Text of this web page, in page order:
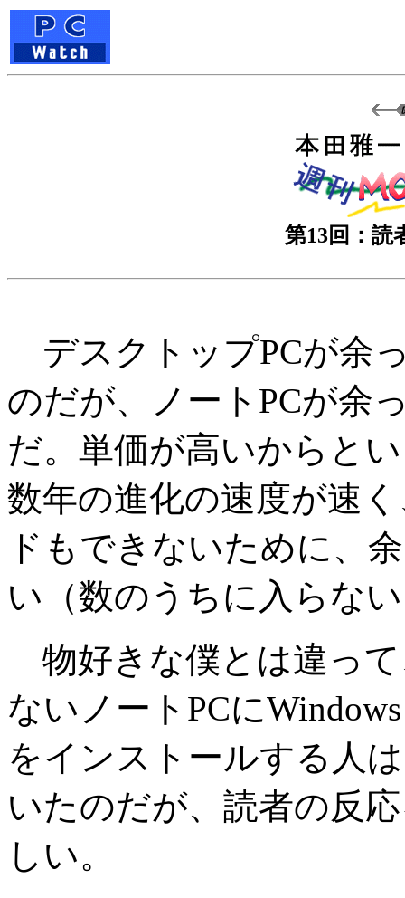
第13回：読
デスクトップPCが余
のだが、ノートPCが余
だ。単価が高いからと
数年の進化の速度が速
ドもできないために、
い（数のうちに入らな
物好きな僕とは違っ
ないノートPCに
をインストールする人
いたのだが、読者の反
しい。